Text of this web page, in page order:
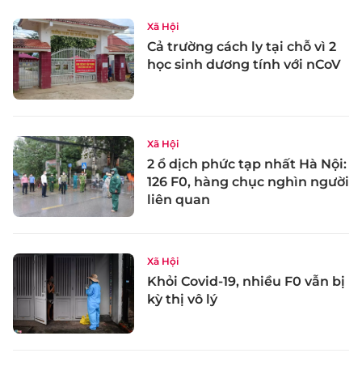
Xã Hội
Cả trường cách ly tại chỗ vì 2
học sinh dương tính với nCoV
Xã Hội
2 ổ dịch phức tạp nhất Hà Nội:
126 F0, hàng chục nghìn người
liên quan
Xã Hội
Khỏi Covid-19, nhiều F0 vẫn bị
kỳ thị vô lý